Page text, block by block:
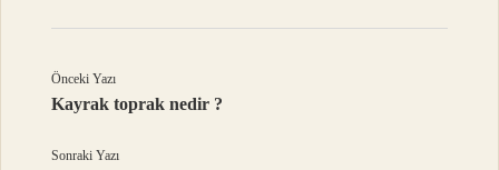
Önceki Yazı
Kayrak toprak nedir ?
Sonraki Yazı